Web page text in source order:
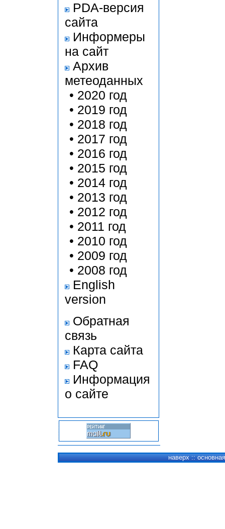
PDA-версия
сайта
Информеры
на сайт
Архив
метеоданных
• 2020 год
• 2019 год
• 2018 год
• 2017 год
• 2016 год
• 2015 год
• 2014 год
• 2013 год
• 2012 год
• 2011 год
• 2010 год
• 2009 год
• 2008 год
English
version
Обратная
связь
Карта сайта
FAQ
Информация
о сайте
наверх ::основная